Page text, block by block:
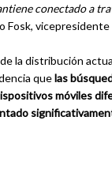
conectado a
Fosk, vicepresidente
la distribución
quelas
móviles